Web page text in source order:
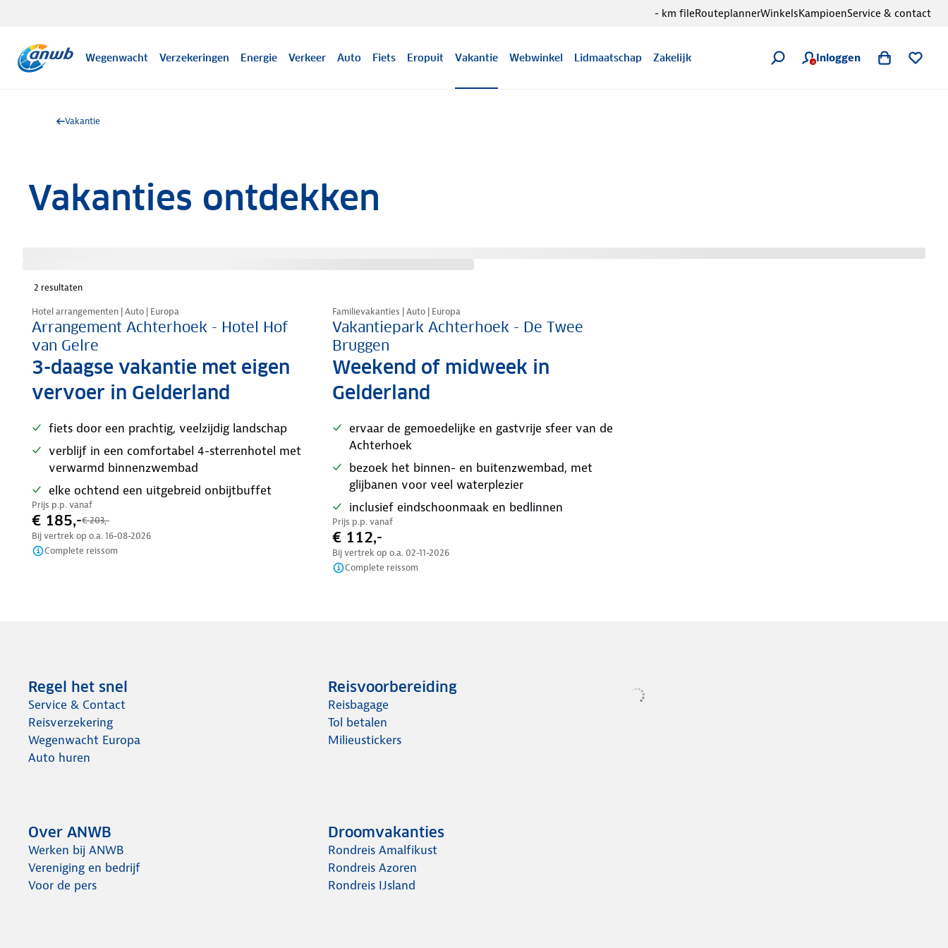
Wegenwacht Verzekeringen Energie Verkeer Auto Fiets Eropuit Vakantie Webwinkel Lidmaatschap Zakelijk Inloggen
- km fileRouteplannerWinkelsKampioenService & contact
Vakantie
Vakanties ontdekken
2 resultaten
Nazomer korting
Hotel arrangementen | Auto | Europa
Arrangement Achterhoek - Hotel Hof
van Gelre
3-daagse vakantie met eigen
vervoer in Gelderland
fiets door een prachtig, veelzijdig landschap
verblijf in een comfortabel 4-sterrenhotel met
verwarmd binnenzwembad
elke ochtend een uitgebreid onbijtbuffet
Prijs p.p. vanaf
€ 185,-€ 203,-
Bij vertrek op o.a. 16-08-2026
Complete reissom
Familievakanties | Auto | Europa
Vakantiepark Achterhoek - De Twee
Bruggen
Weekend of midweek in
Gelderland
ervaar de gemoedelijke en gastvrije sfeer van de
Achterhoek
bezoek het binnen- en buitenzwembad, met
glijbanen voor veel waterplezier
inclusief eindschoonmaak en bedlinnen
Prijs p.p. vanaf
€ 112,-
Bij vertrek op o.a. 02-11-2026
Complete reissom
Regel het snel
Service & Contact
Reisverzekering
Wegenwacht Europa
Auto huren
Reisvoorbereiding
Reisbagage
Tol betalen
Milieustickers
Over ANWB
Werken bij ANWB
Vereniging en bedrijf
Voor de pers
Droomvakanties
Rondreis Amalfikust
Rondreis Azoren
Rondreis IJsland